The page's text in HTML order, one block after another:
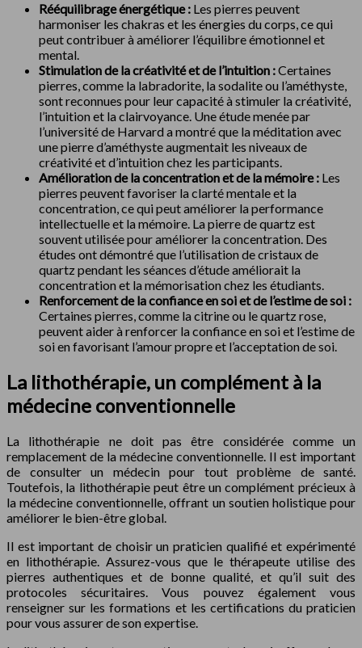
Rééquilibrage énergétique : Les pierres peuvent
harmoniser les chakras et les énergies du corps, ce qui
peut contribuer à améliorer l’équilibre émotionnel et
mental.
Stimulation de la créativité et de l’intuition :Certaines
pierres, comme la labradorite, la sodalite ou l’améthyste,
sont reconnues pour leur capacité à stimuler la créativité,
l’intuition et la clairvoyance. Une étude menée par
l’université de Harvard a montré que la méditation avec
une pierre d’améthyste augmentait les niveaux de
créativité et d’intuition chez les participants.
Amélioration de la concentration et de la mémoire : Les
pierres peuvent favoriser la clarté mentale et la
concentration, ce qui peut améliorer la performance
intellectuelle et la mémoire. La pierre de quartz est
souvent utilisée pour améliorer la concentration. Des
études ont démontré que l’utilisation de cristaux de
quartz pendant les séances d’étude améliorait la
concentration et la mémorisation chez les étudiants.
Renforcement de la confiance en soi et de l’estime de soi :
Certaines pierres, comme la citrine ou le quartz rose,
peuvent aider à renforcer la confiance en soi et l’estime de
soi en favorisant l’amour propre et l’acceptation de soi.
La lithothérapie, un complément à la
médecine conventionnelle
La lithothérapie ne doit pas être considérée comme un
remplacement de la médecine conventionnelle. Il est important
de consulter un médecin pour tout problème de santé.
Toutefois, la lithothérapie peut être un complément précieux à
la médecine conventionnelle, offrant un soutien holistique pour
améliorer le bien-être global.
Il est important de choisir un praticien qualifié et expérimenté
en lithothérapie. Assurez-vous que le thérapeute utilise des
pierres authentiques et de bonne qualité, et qu’il suit des
protocoles sécuritaires. Vous pouvez également vous
renseigner sur les formations et les certifications du praticien
pour vous assurer de son expertise.